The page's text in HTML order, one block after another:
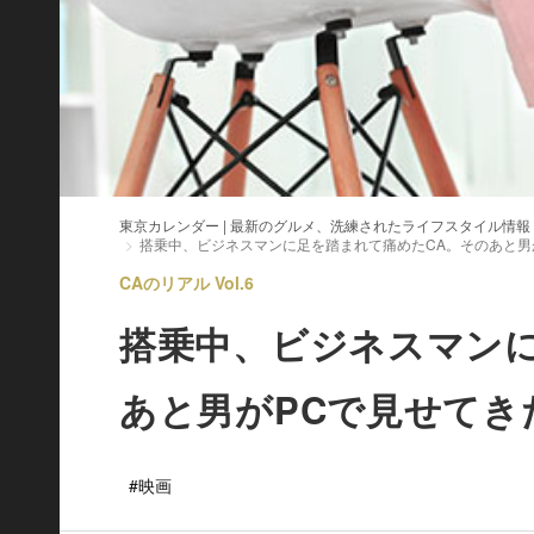
東京カレンダー | 最新のグルメ、洗練されたライフスタイル情報
搭乗中、ビジネスマンに足を踏まれて痛めたCA。そのあと
CAのリアル Vol.6
搭乗中、ビジネスマン
あと男がPCで見せて
#映画